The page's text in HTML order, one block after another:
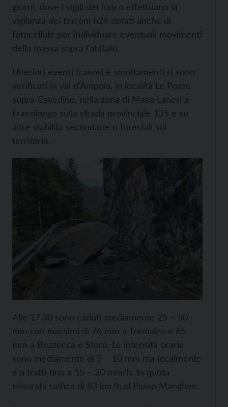
giorni, dove i vigili del fuoco effettuano la
vigilanza dei terreni h24 dotati anche di
fotocellule per individuare eventuali movimenti
della massa sopra l’abitato.
Ulteriori eventi franosi e smottamenti si sono
verificati in val d’Ampola, in località Le Pozze
sopra Cavedine, nella zona di Maso Laneri a
Frassilongo sulla strada provinciale 135 e su
altre viabilità secondarie o forestali sul
territorio.
Alle 17.30 sono caduti mediamente 25 – 50
mm con massimi di 76 mm a Tremalzo e 65
mm a Bezzecca e Storo. Le intensità orarie
sono mediamente di 5 – 10 mm ma localmente
e a tratti fino a 15 – 20 mm/h. In quota
misurata raffica di 83 km/h al Passo Manghen.